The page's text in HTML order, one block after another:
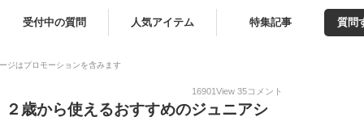
受付中の質問 人気アイテム 特集記事 質問
ジはプロモーションを含みます
16901View 35コメント
歳から使えるおすすめのジュニアシ